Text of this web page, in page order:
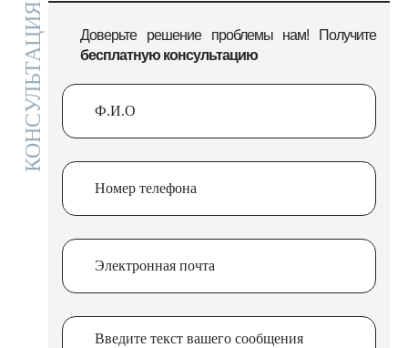
КОНСУЛЬТАЦИЯ
Доверьте решение проблемы нам! Получите
бесплатную консультацию